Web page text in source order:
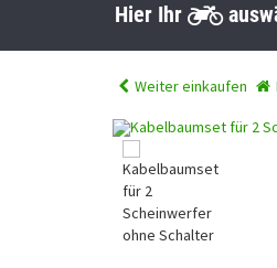
Hier Ihr
Weiter einkaufen